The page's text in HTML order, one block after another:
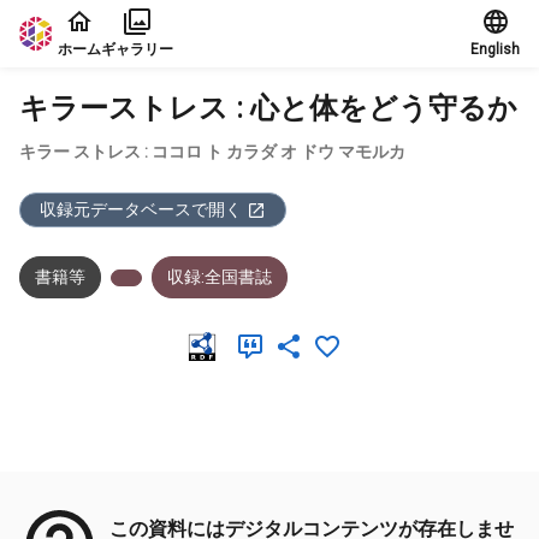
本文に飛ぶ
ホームギャラリー English
キラーストレス : 心と体をどう守るか
キラー ストレス : ココロ ト カラダ オ ドウ マモルカ
収録元データベースで開く
書籍等 収録:全国書誌
この資料にはデジタルコンテンツが存在しませ